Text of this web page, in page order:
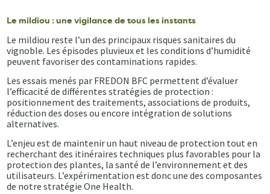
Le mildiou : une vigilance de tous les instants
Le mildiou reste l’un des principaux risques sanitaires du
vignoble. Les épisodes pluvieux et les conditions d’humidité
peuvent favoriser des contaminations rapides.
Les essais menés par FREDON BFC permettent d’évaluer
l’efficacité de différentes stratégies de protection :
positionnement des traitements, associations de produits,
réduction des doses ou encore intégration de solutions
alternatives.
L’enjeu est de maintenir un haut niveau de protection tout en
recherchant des itinéraires techniques plus favorables pour la
protection des plantes, la santé de l’environnement et des
utilisateurs. L’expérimentation est donc une des composantes
de notre stratégie One Health.